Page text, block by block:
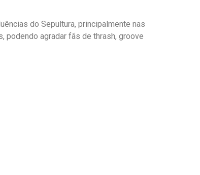
do Sepultura, principalmente nas
podendo agradar fãs de thrash, groove